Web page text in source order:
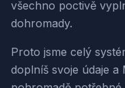
všechno poctivě
dohromady.
Proto jsme celý
doplníš svoje údaje